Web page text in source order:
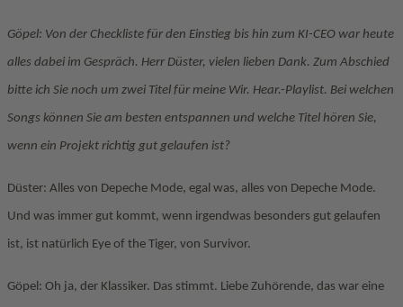
Göpel: Von der Checkliste für den Einstieg bis hin zum KI-CEO war heute
alles dabei im Gespräch. Herr Düster, vielen lieben Dank. Zum Abschied
bitte ich Sie noch um zwei Titel für meine Wir. Hear.-Playlist. Bei welchen
Songs können Sie am besten entspannen und welche Titel hören Sie,
wenn ein Projekt richtig gut gelaufen ist?
Düster: Alles von Depeche Mode, egal was, alles von Depeche Mode.
Und was immer gut kommt, wenn irgendwas besonders gut gelaufen
ist, ist natürlich Eye of the Tiger, von Survivor.
Göpel: Oh ja, der Klassiker. Das stimmt. Liebe Zuhörende, das war eine